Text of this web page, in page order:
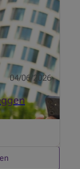
04/06/2026